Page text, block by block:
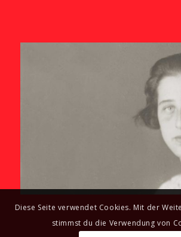
Diese Seite verwendet Cookies. Mit der
stimmst du die Verwendung von